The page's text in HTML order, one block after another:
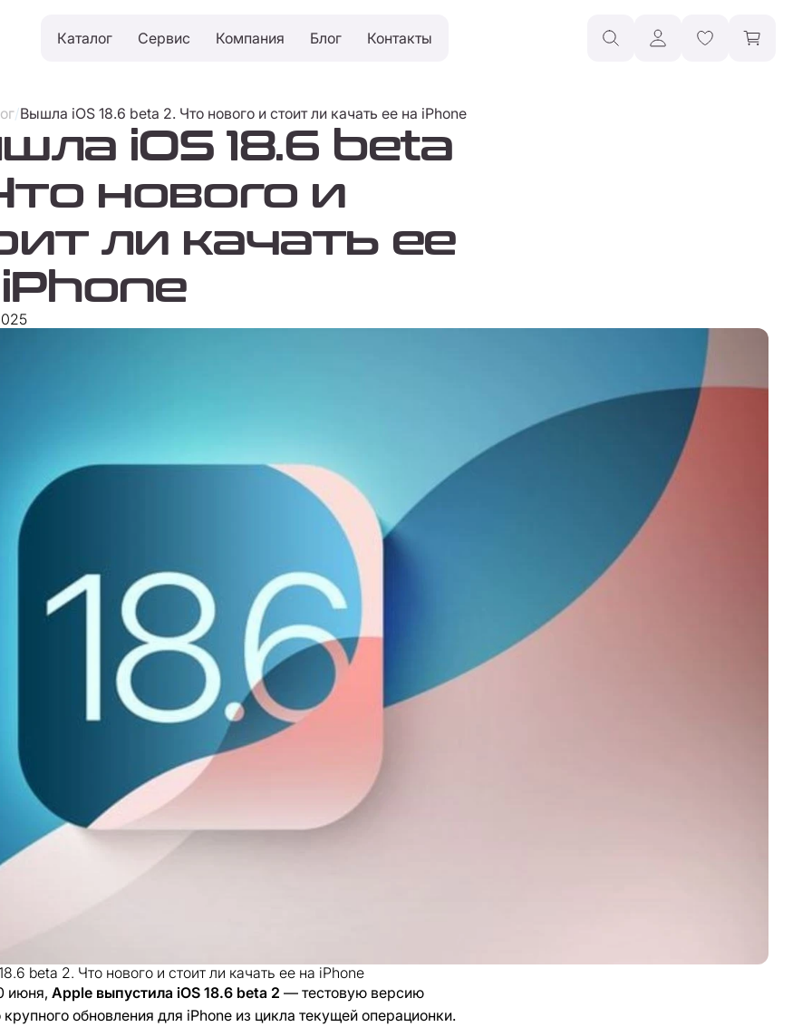
Каталог Сервис Компания Блог Контакты
/Вышла iOS 18.6 beta 2. Что нового и стоит ли качать ее на iPhone
iOS 18.6 beta
нового и
ли качать ее
beta 2. Что нового и стоит ли качать ее на iPhone
июня, Apple выпустила iOS 18.6 beta 2 — тестовую версию
крупного обновления для iPhone из цикла текущей операционки.